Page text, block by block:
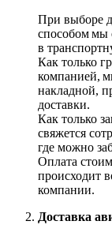
При выборе
способом мы
в
Как только
компанией,
накладной,
доставки.
Как только
свяжется
где можно
Оплата
происходит
компании.
Доставка